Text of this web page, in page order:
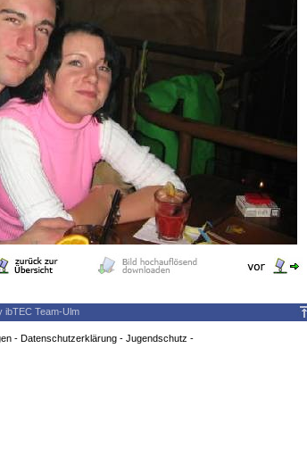
ibTEC Team-Ulm
- Datenschutzerklärung- Jugendschutz -